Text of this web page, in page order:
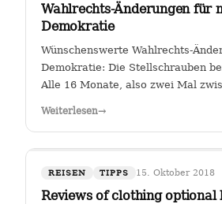
Wahlrechts-Änderungen für
Demokratie
Wünschenswerte Wahlrechts-
Demokratie: Die Stellschrauben
Alle 16 Monate, also zwei Mal
Weiterlesen→
REISEN TIPPS 15. Oktober 2018
Reviews of clothing optional